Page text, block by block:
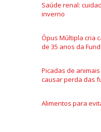
Saúde renal:
inverno
Ópus Múltipla cria
de 35 anos da
Picadas de
causar perda das
Alimentos para